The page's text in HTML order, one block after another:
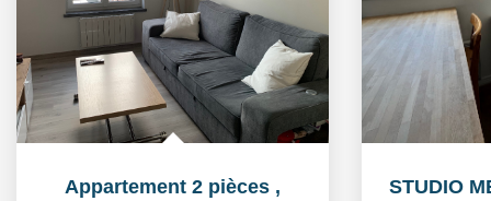
Appartement 2 pièces ,